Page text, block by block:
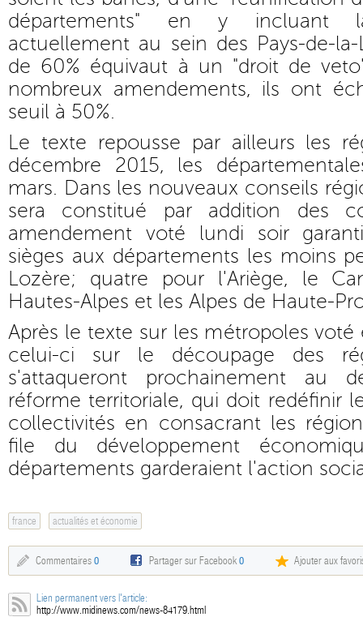
départements" en y incluant la
actuellement au sein des Pays-de-
de 60% équivaut à un "droit de
nombreux amendements, ils ont
seuil à 50%.
Le texte repousse par ailleurs les
décembre 2015, les
mars. Dans les nouveaux conseils
sera constitué par addition des
amendement voté lundi soir
sièges aux départements les moins
Lozère; quatre pour l'Ariège, le
Hautes-Alpes et les Alpes de Haute-
Après le texte sur les métropoles
celui-ci sur le découpage des
s'attaqueront prochainement au
réforme territoriale, qui doit redéfinir
collectivités en consacrant les
file du développement
départements garderaient l'action
france actualités et économie
Commentaires 0 Partager sur Facebook0 Ajouter aux
Lien permanent vers l'article:
http://www.midinews.com/news-84179.html